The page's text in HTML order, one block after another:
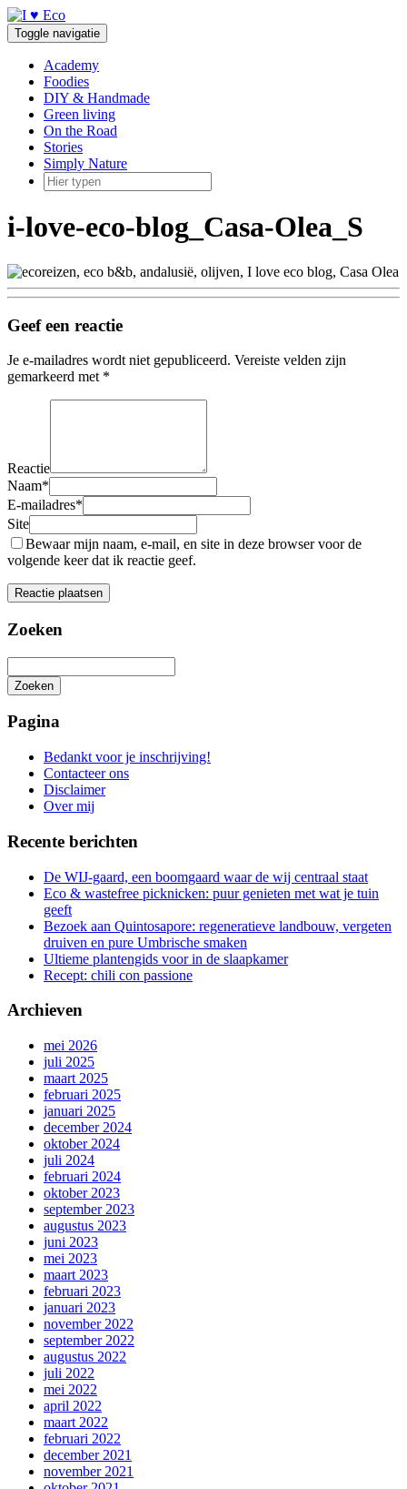
Doorgaan
naar
inhoud
Toggle navigatie
Academy
Foodies
DIY & Handmade
Green living
On the Road
Stories
Simply Nature
i-love-eco-blog_Casa-Olea_S
Geef een reactie
Je e-mailadres wordt niet gepubliceerd. Vereiste velden zijn
gemarkeerd met *
Reactie
Naam*
E-mailadres*
Site
Bewaar mijn naam, e-mail, en site in deze browser voor de
volgende keer dat ik reactie geef.
Zoeken
Zoeken
zoeken
Pagina
Bedankt voor je inschrijving!
Contacteer ons
Disclaimer
Over mij
Recente berichten
De WIJ-gaard, een boomgaard waar de wij centraal staat
Eco & wastefree picknicken: puur genieten met wat je tuin
geeft
Bezoek aan Quintosapore: regeneratieve landbouw, vergeten
druiven en pure Umbrische smaken
Ultieme plantengids voor in de slaapkamer
Recept: chili con passione
Archieven
mei 2026
juli 2025
maart 2025
februari 2025
januari 2025
december 2024
oktober 2024
juli 2024
februari 2024
oktober 2023
september 2023
augustus 2023
juni 2023
mei 2023
maart 2023
februari 2023
januari 2023
november 2022
september 2022
augustus 2022
juli 2022
mei 2022
april 2022
maart 2022
februari 2022
december 2021
november 2021